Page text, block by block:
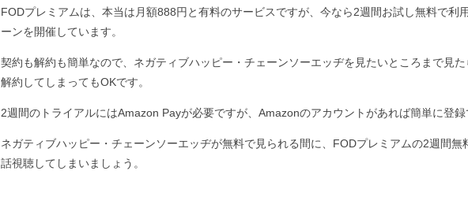
FODプレミアムは、本当は月額888円と有料のサービスですが、今なら2週間お試し無料で利
ーンを開催しています。
契約も解約も簡単なので、ネガティブハッピー・チェーンソーエッヂを見たいところまで見
解約してしまってもOKです。
2週間のトライアルにはAmazon Payが必要ですが、Amazonのアカウントがあれば簡単に登録
ネガティブハッピー・チェーンソーエッヂが無料で見られる間に、FODプレミアムの2週間無
話視聴してしまいましょう。